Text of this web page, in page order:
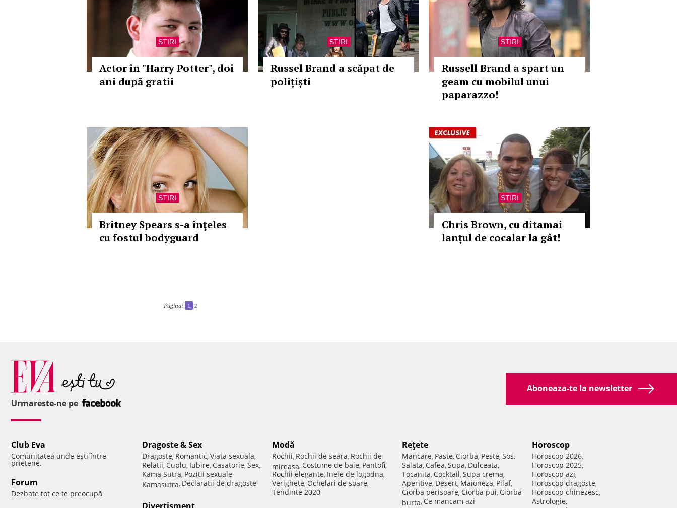
STIRI
Actor în "Harry Potter", doi
ani după gratii
STIRI
Russel Brand a scăpat de
polițiști
STIRI
Russell Brand a spart un
geam cu mobilul unui
paparazzo!
STIRI
Britney Spears s-a înţeles
cu fostul bodyguard
STIRI
Chris Brown, cu ditamai
lanțul de cocalar la gât!
Pagina: 1 2
Aboneaza-te la newsletter
Urmareste-ne pe
Club Eva
Comunitatea unde eşti între
prietene.
Forum
Dezbate tot ce te preocupă
Dragoste & Sex
Dragoste, Romantic, Viata sexuala,
Relatii, Cuplu, Iubire, Casatorie, Sex,
Kama Sutra, Pozitii sexuale
Kamasutra, Declaratii de dragoste
Modă
Rochii, Rochii de seara, Rochii de
mireasa, Costume de baie, Pantofi,
Rochii elegante, Inele de logodna,
Verighete, Ochelari de soare,
Tendinte 2020
Reţete
Mancare, Paste, Ciorba, Peste, Sos,
Salata, Cafea, Supa, Dulceata,
Tocanita, Cocktail, Supa crema,
Aperitive, Desert, Maioneza, Pilaf,
Ciorba perisoare, Ciorba pui, Ciorba
burta, Ce mancam azi
Horoscop
Horoscop 2026,
Horoscop 2025,
Horoscop azi,
Horoscop dragoste,
Horoscop chinezesc,
Astrologie,